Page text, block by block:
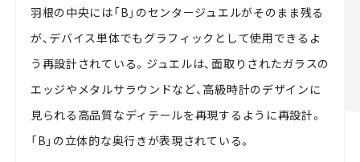
羽根の中央には「B」のセンタージュエルがそのまま残る
が、デバイス単体でもグラフィックとして使用できるよ
う再設計されている。ジュエルは、面取りされたガラスの
エッジやメタルサラウンドなど、高級時計のデザインに
見られる高品質なディテールを再現するように再設計。
「B」の立体的な奥行きが表現されている。